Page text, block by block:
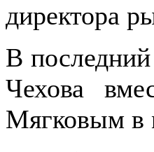
директора
В
Чехова
Мягковым в